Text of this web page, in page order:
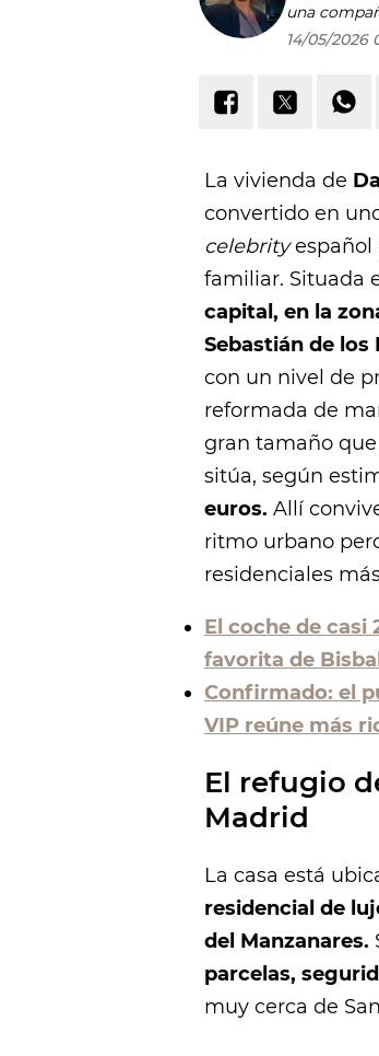
una
matriculé
14/05/2026
La vivienda de
convertido en
celebrityespañol
familiar. Situada
capital, en la
Sebastián de los
con un nivel de
reformada de
gran tamaño que
sitúa, según
euros. Allí
ritmo urbano
residenciales
El coche de casi
favorita de
Confirmado: el
VIP reúne más
El refugio
Madrid
La casa está
residencial de
del Manzanares.
parcelas,
muy cerca de